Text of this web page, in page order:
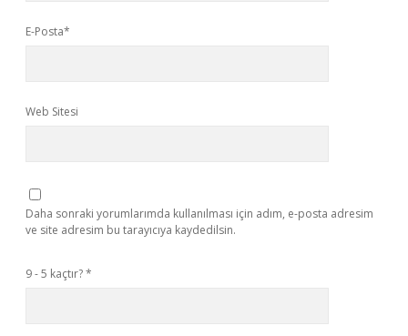
E-Posta*
Web Sitesi
Daha sonraki yorumlarımda kullanılması için adım, e-posta adresim
ve site adresim bu tarayıcıya kaydedilsin.
9 - 5 kaçtır?*